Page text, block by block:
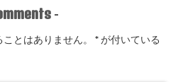
-
とはありません。 *が付いている